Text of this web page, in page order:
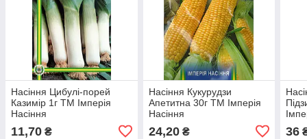
Насіння Цибулі-порей
Казимір 1г ТМ Імперія
Насіння
11,70 ₴
Насіння Кукурудзи
Апетитна 30г ТМ Імперія
Насіння
24,20₴ 36